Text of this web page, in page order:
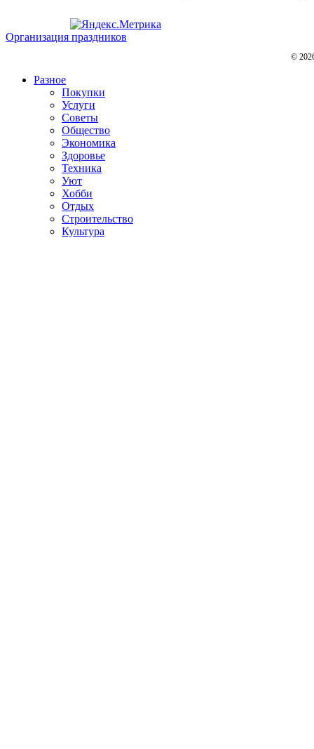
Организация праздников
©
Разное
Покупки
Услуги
Советы
Общество
Экономика
Здоровье
Техника
Уют
Хобби
Отдых
Строительство
Культура